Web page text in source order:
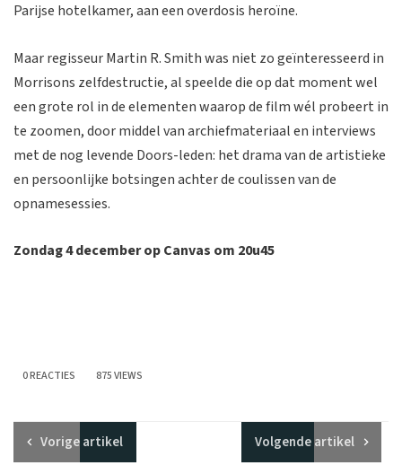
Parijse hotelkamer, aan een overdosis heroïne.
Maar regisseur Martin R. Smith was niet zo geïnteresseerd in
Morrisons zelfdestructie, al speelde die op dat moment wel
een grote rol in de elementen waarop de film wél probeert in
te zoomen, door middel van archiefmateriaal en interviews
met de nog levende Doors-leden: het drama van de artistieke
en persoonlijke botsingen achter de coulissen van de
opnamesessies.
Zondag 4 december op Canvas om 20u45
0 REACTIES 875 VIEWS
Vorigeartikel Volgendeartikel